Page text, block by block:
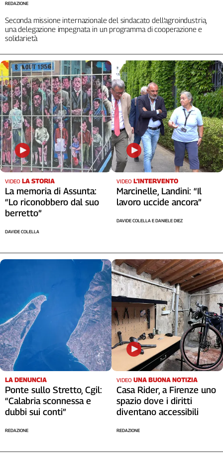
redazione
Social
Seconda missione internazionale del sindacato dell’agroindustria,
una delegazione impegnata in un programma di cooperazione e
solidarietà
REDAZIONE
VIDEO LA STORIA
La memoria di Assunta:
“Lo riconobbero dal suo
berretto”
DAVIDE COLELLA
VIDEO L’INTERVENTO
Marcinelle, Landini: “Il
lavoro uccide ancora”
DAVIDE COLELLA E DANIELE DIEZ
LA DENUNCIA
Ponte sullo Stretto, Cgil:
“Calabria sconnessa e
dubbi sui conti”
REDAZIONE
VIDEO UNA BUONA NOTIZIA
Casa Rider, a Firenze uno
spazio dove i diritti
diventano accessibili
REDAZIONE